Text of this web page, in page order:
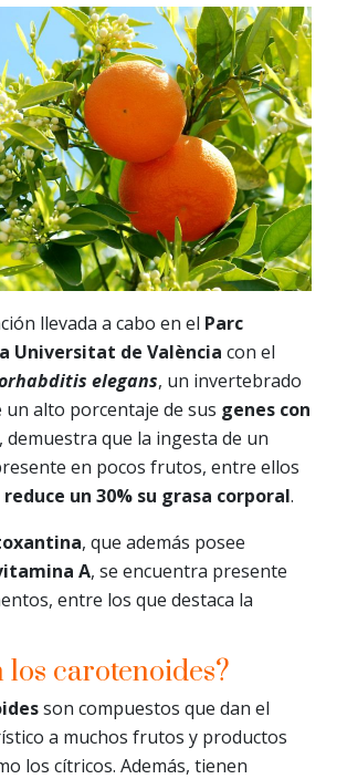
llevada a cabo en el Parc
Universitat de València con el
elegans, un invertebrado
alto porcentaje de sus genes con
, demuestra que la ingesta de un
en pocos frutos, entre ellos
reduce un 30% su grasa corporal.
, que además posee
A, se encuentra presente
entre los que destaca la
los carotenoides?
son compuestos que dan el
a muchos frutos y productos
los cítricos. Además, tienen